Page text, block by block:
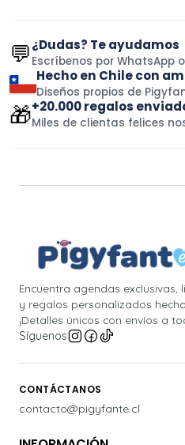
💬¿Dudas? Te ayudamos
Escríbenos por WhatsApp
Hecho en Chile con
Diseños propios de
🎁+20.000 regalos
Miles de clientas felices
Encuentra agendas
y regalos personalizados
¡Detalles únicos con envíos a
Síguenos
CONTÁCTANOS
contacto@pigyfante.cl